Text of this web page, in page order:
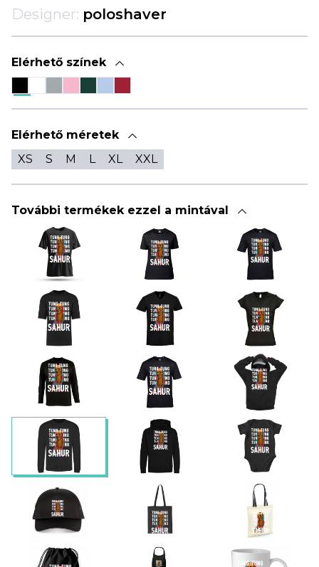
Designer: poloshaver
Elérhető színek
Elérhető méretek
XS
S M L XL XXL
További termékek ezzel a mintával